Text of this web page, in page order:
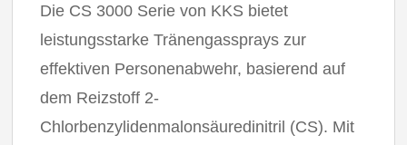
Die CS 3000 Serie von KKS bietet
leistungsstarke Tränengassprays zur
effektiven Personenabwehr, basierend auf
dem Reizstoff 2-
Chlorbenzylidenmalonsäuredinitril (CS). Mit